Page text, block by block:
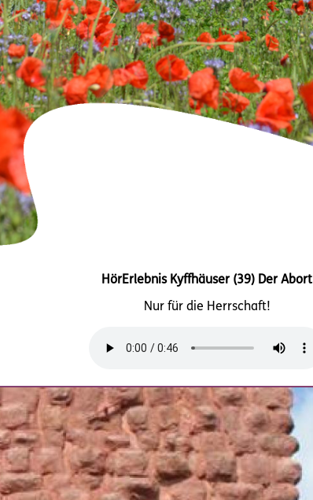
HörErlebnis Kyffhäuser (39) Der Abort
Nur für die Herrschaft!